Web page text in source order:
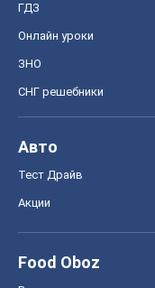
ГДЗ
Онлайн уроки
ЗНО
СНГ решебники
Авто
Тест Драйв
Акции
Food Oboz